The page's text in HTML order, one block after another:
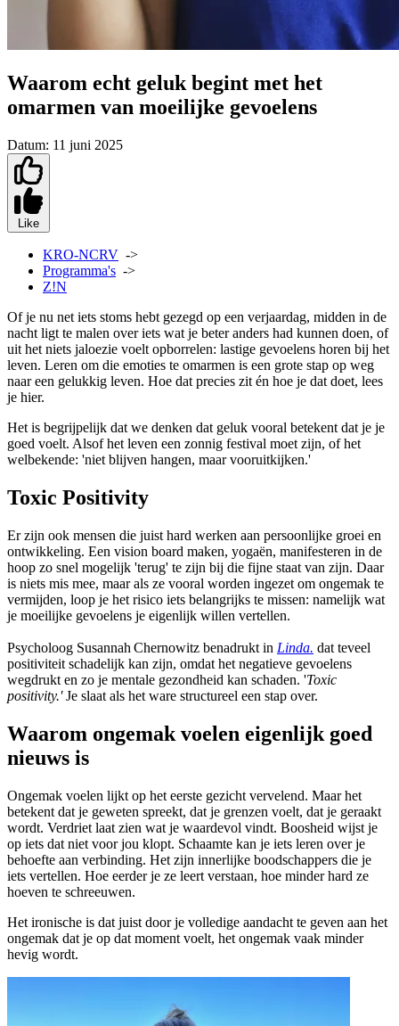
Waarom echt geluk begint met het
omarmen van moeilijke gevoelens
Datum: 11 juni 2025
Like
KRO-NCRV ->
Programma's ->
Z!N
Of je nu net iets stoms hebt gezegd op een verjaardag, midden in de
nacht ligt te malen over iets wat je beter anders had kunnen doen, of
uit het niets jaloezie voelt opborrelen: lastige gevoelens horen bij het
leven. Leren om die emoties te omarmen is een grote stap op weg
naar een gelukkig leven. Hoe dat precies zit én hoe je dat doet, lees
je hier.
Het is begrijpelijk dat we denken dat geluk vooral betekent dat je je
goed voelt. Alsof het leven een zonnig festival moet zijn, of het
welbekende: 'niet blijven hangen, maar vooruitkijken.'
Toxic Positivity
Er zijn ook mensen die juist hard werken aan persoonlijke groei en
ontwikkeling. Een vision board maken, yogaën, manifesteren in de
hoop zo snel mogelijk 'terug' te zijn bij die fijne staat van zijn. Daar
is niets mis mee, maar als ze vooral worden ingezet om ongemak te
vermijden, loop je het risico iets belangrijks te missen: namelijk wat
je moeilijke gevoelens je eigenlijk willen vertellen.
Psycholoog Susannah Chernowitz benadrukt in Linda. dat teveel
positiviteit schadelijk kan zijn, omdat het negatieve gevoelens
wegdrukt en zo je mentale gezondheid kan schaden. 'Toxic
positivity.'Je slaat als het ware structureel een stap over.
Waarom ongemak voelen eigenlijk goed
nieuws is
Ongemak voelen lijkt op het eerste gezicht vervelend. Maar het
betekent dat je geweten spreekt, dat je grenzen voelt, dat je geraakt
wordt. Verdriet laat zien wat je waardevol vindt. Boosheid wijst je
op iets dat niet voor jou klopt. Schaamte kan je iets leren over je
behoefte aan verbinding. Het zijn innerlijke boodschappers die je
iets vertellen. Hoe eerder je ze leert verstaan, hoe minder hard ze
hoeven te schreeuwen.
Het ironische is dat juist door je volledige aandacht te geven aan het
ongemak dat je op dat moment voelt, het ongemak vaak minder
hevig wordt.